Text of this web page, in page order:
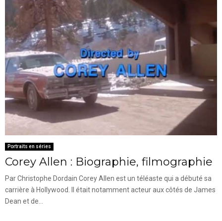
Portraits en séries
Corey Allen : Biographie, filmographie
Par Christophe Dordain Corey Allen est un téléaste qui a débuté sa
carrière à Hollywood. Il était notamment acteur aux côtés de James
Dean et de...